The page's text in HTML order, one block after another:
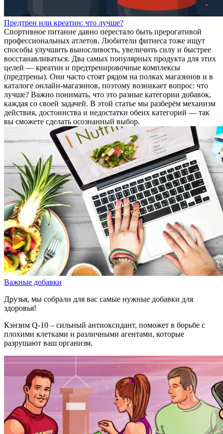
Предтрен или креатин: что лучше?
Спортивное питание давно перестало быть прерогативой
профессиональных атлетов. Любители фитнеса тоже ищут
способы улучшить выносливость, увеличить силу и быстрее
восстанавливаться. Два самых популярных продукта для этих
целей — креатин и предтренировочные комплексы
(предтрены). Они часто стоят рядом на полках магазинов и в
каталоге онлайн‑магазинов, поэтому возникает вопрос: что
лучше? Важно понимать, что это разные категории добавок,
каждая со своей задачей. В этой статье мы разберём механизм
действия, достоинства и недостатки обеих категорий — так
вы сможете сделать осознанный выбор.
Важные добавки
Друзья, мы собрали для вас самые нужные добавки для
здоровья!
Кэнзим Q-10 – сильный антиоксидант, поможет в борьбе с
плохими клетками и различными агентами, которые
разрушают ваш организм.